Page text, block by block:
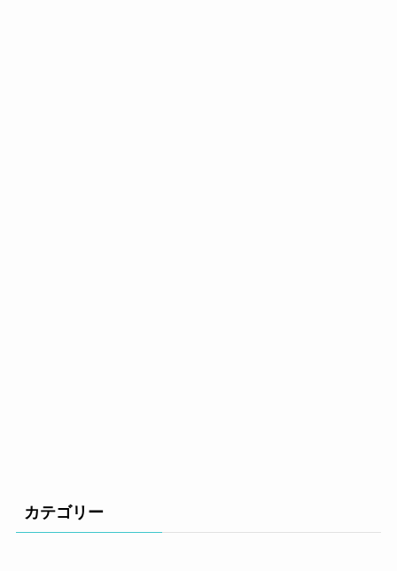
カテゴリー